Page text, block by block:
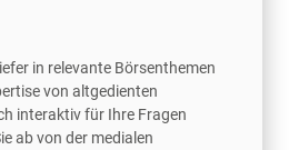
in relevante Börsenthemen
von altgedienten
interaktiv für Ihre Fragen
ab von der medialen